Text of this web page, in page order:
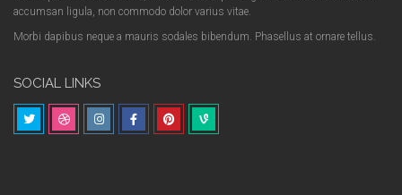
accumsan ligula, non commodo dolor varius vitae.
Morbi dapibus neque a mauris sodales bibendum. Phasellus at ornare tellus.
SOCIAL LINKS